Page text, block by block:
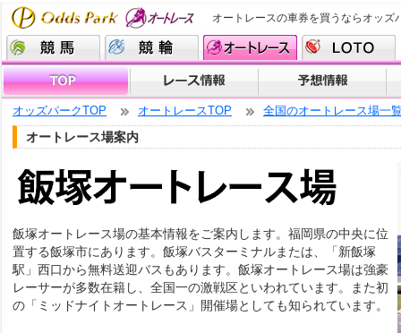
オートレースの車券を買うならオッズ
オッズパークTOP オートレースTOP 全国のオートレース場一
オートレース場案内
飯塚オートレース場の基本情報をご案内します。福岡県の中央に位
置する飯塚市にあります。飯塚バスターミナルまたは、「新飯塚
駅」西口から無料送迎バスもあります。飯塚オートレース場は強豪
レーサーが多数在籍し、全国一の激戦区といわれています。また初
の「ミッドナイトオートレース」開催場としても知られています。